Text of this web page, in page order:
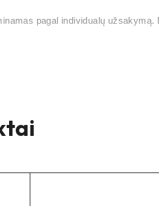
pagal individualų